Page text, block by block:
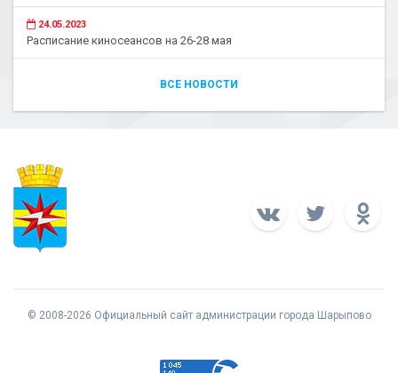
24.05.2023
Расписание киносеансов на 26-28 мая
ВСЕ НОВОСТИ
© 2008-2026 Официальный сайт администрации города Шарыпово